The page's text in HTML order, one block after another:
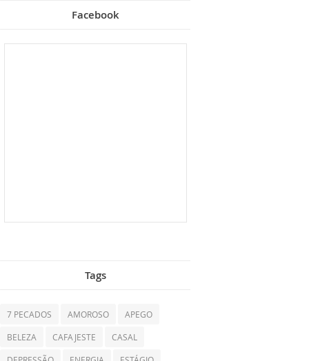
Facebook
Tags
7 PECADOS AMOROSO APEGO
BELEZA CAFAJESTE CASAL